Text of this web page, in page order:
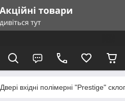
Двері вхідні полімерні "Prestige"